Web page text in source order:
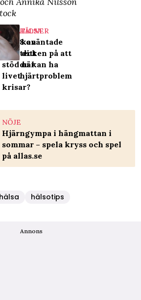
RELATIONER
Vem kan
vara ditt
stöd när
livet
krisar?
HÄLSA
8 oväntade
tecken på att
du kan ha
hjärtproblem
NÖJE
Hjärngympa i hängmattan i
sommar – spela kryss och spel
på allas.se
hälsa hälsotips
Annons